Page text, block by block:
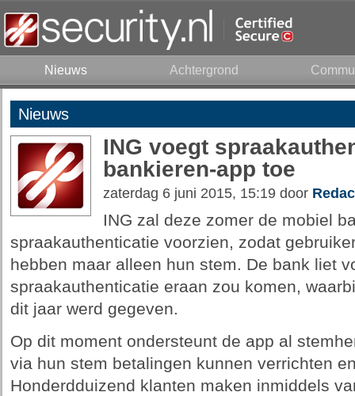
Nieuws Achtergrond
Nieuws
ING voegt
bankieren-app toe
zaterdag 6 juni 2015, 15:19 door
ING zal deze zomer de mobiel
spraakauthenticatie voorzien, zodat
hebben maar alleen hun stem. De bank liet
spraakauthenticatie eraan zou komen,
dit jaar werd gegeven.
Op dit moment ondersteunt de app al
via hun stem betalingen kunnen verrichten
Honderdduizend klanten maken inmiddels